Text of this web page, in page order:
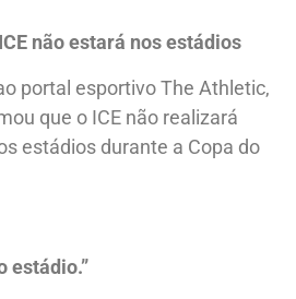
não estará nos estádios
portal esportivo The Athletic,
que o ICE não realizará
estádios durante a Copa do
estádio.”